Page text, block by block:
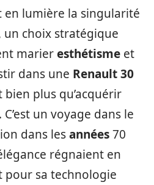
lumière la singularité
un choix stratégique
marieresthétisme et
dans une Renault 30
bien plus qu’acquérir
. C’est un voyage dans le
dans lesannées70
régnaient en
pour sa technologie